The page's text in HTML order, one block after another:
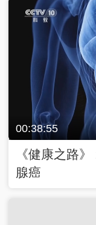
00:38:55
《健康之路
腺癌